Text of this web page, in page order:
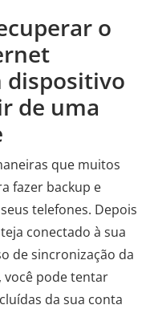
o
dispositivo
de uma
que muitos
fazer backup e
telefones. Depois
conectado à sua
de sincronização da
você pode tentar
da sua conta